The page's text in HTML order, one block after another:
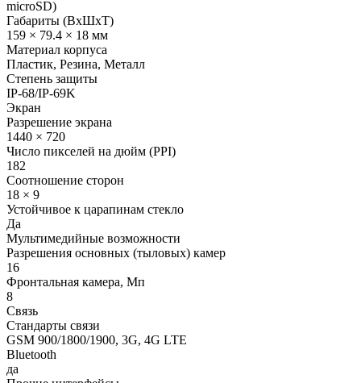
microSD)
Габариты (ВxШxТ)
159 × 79.4 × 18 мм
Материал корпуса
Пластик, Резина, Металл
Степень защиты
IP-68/IP-69K
Экран
Разрешение экрана
1440 × 720
Число пикселей на дюйм (PPI)
182
Соотношение сторон
18 × 9
Устойчивое к царапинам стекло
Да
Мультимедийные возможности
Разрешения основных (тыловых) камер
16
Фронтальная камера, Мп
8
Связь
Стандарты связи
GSM 900/1800/1900, 3G, 4G LTE
Bluetooth
да